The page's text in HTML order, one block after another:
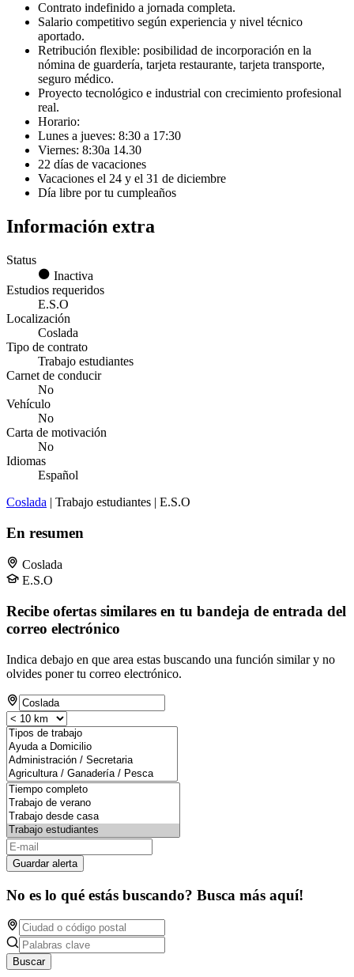
Contrato indefinido a jornada completa.
Salario competitivo según experiencia y nivel técnico
aportado.
Retribución flexible: posibilidad de incorporación en la
nómina de guardería, tarjeta restaurante, tarjeta transporte,
seguro médico.
Proyecto tecnológico e industrial con crecimiento profesional
real.
Horario:
Lunes a jueves: 8:30 a 17:30
Viernes: 8:30a 14.30
22 días de vacaciones
Vacaciones el 24 y el 31 de diciembre
Día libre por tu cumpleaños
Información extra
Status
Inactiva
Estudios requeridos
E.S.O
Localización
Coslada
Tipo de contrato
Trabajo estudiantes
Carnet de conducir
No
Vehículo
No
Carta de motivación
No
Idiomas
Español
Coslada | Trabajo estudiantes | E.S.O
En resumen
Coslada
E.S.O
Recibe ofertas similares en tu bandeja de entrada del
correo electrónico
Indica debajo en que area estas buscando una función similar y no
olvides poner tu correo electrónico.
Guardar alerta
No es lo qué estás buscando? Busca más aquí!
Buscar